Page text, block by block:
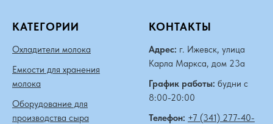
КАТЕГОРИИ
Охладители молока
Емкости для хранения
молока
Оборудование для
производства сыра
КОНТАКТЫ
Адрес: г. Ижевск, улица
Карла Маркса, дом 23а
График работы: будни с
8:00-20:00
Телефон: +7 (341) 277-40-